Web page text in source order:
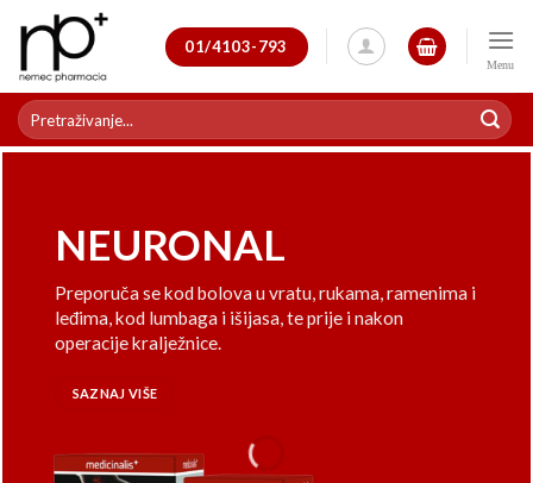
content
01/4103-793
Pretraži:
NEURONAL
Preporuča se kod bolova u vratu, rukama, ramenima i
leđima, kod lumbaga i išijasa, te prije i nakon
operacije kralježnice.
SAZNAJ VIŠE